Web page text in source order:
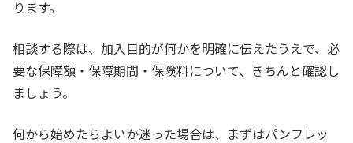
ります。
相談する際は、加入目的が何かを明確に伝えたうえで、必
要な保障額・保障期間・保険料について、きちんと確認し
ましょう。
何から始めたらよいか迷った場合は、まずはパンフレッ